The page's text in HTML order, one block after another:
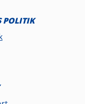
POLITIK